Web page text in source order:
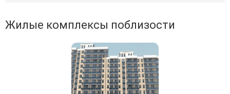
Жилые комплексы поблизости